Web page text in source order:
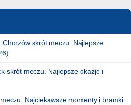
Chorzów skrót meczu. Najlepsze
skrót meczu. Najlepsze okazje i
Najciekawsze momenty i bramki